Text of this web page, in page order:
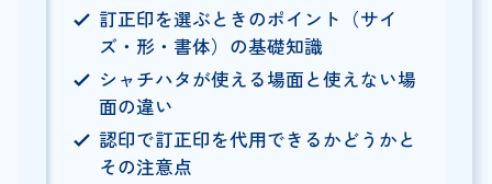
訂正印を選ぶときのポイント（サイ
ズ・形・書体）の基礎知識
シャチハタが使える場面と使えない場
面の違い
認印で訂正印を代用できるかどうかと
その注意点